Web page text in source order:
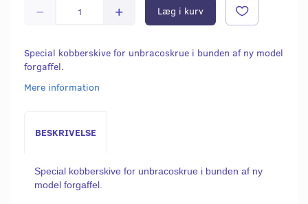
Læg i kurv
Special kobberskive for unbracoskrue i bunden af ny model
forgaffel.
Mere information
BESKRIVELSE
Special kobberskive for unbracoskrue i bunden af ny
model forgaffel.